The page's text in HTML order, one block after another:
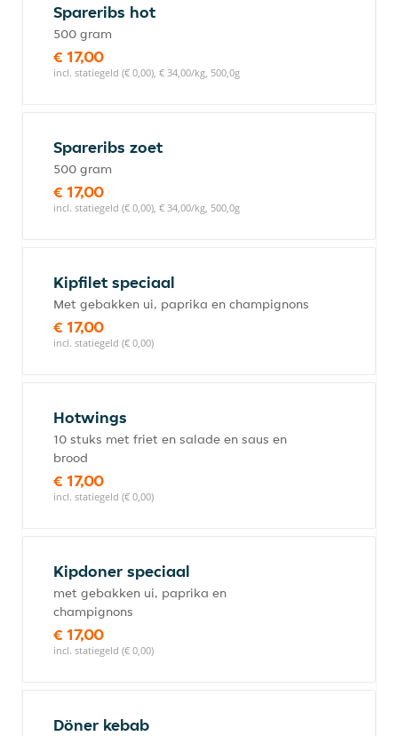
Spareribs hot
500 gram
€ 17,00
incl. statiegeld (€ 0,00), € 34,00/kg, 500,0g
Spareribs zoet
500 gram
€ 17,00
incl. statiegeld (€ 0,00), € 34,00/kg, 500,0g
Kipfilet speciaal
Met gebakken ui, paprika en champignons
€ 17,00
incl. statiegeld (€ 0,00)
Hotwings
10 stuks met friet en salade en saus en
brood
€ 17,00
incl. statiegeld (€ 0,00)
Kipdoner speciaal
met gebakken ui, paprika en
champignons
€ 17,00
incl. statiegeld (€ 0,00)
Döner kebab